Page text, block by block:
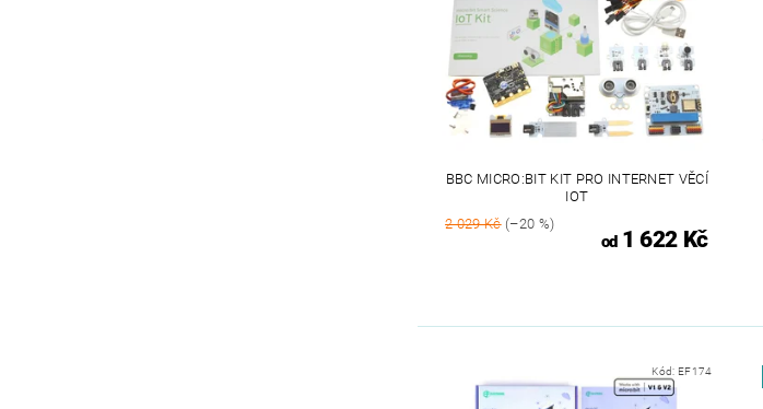
BBC MICRO:BIT KIT PRO INTERNET VĚCÍ
IOT
2 029 Kč(–20 %)
od1 622 Kč
Kód: EF174